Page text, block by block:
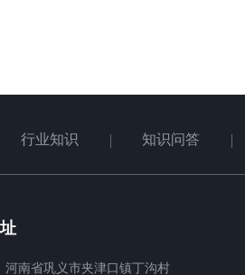
行业知识 知识问答
河南省巩义市夹津口镇丁沟村